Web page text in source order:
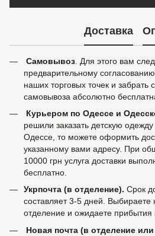
Доставка
Самовывоз . Для этого вам
предварительному
наших торговых точек и забрать
самовывоза абсолютно
Курьером по Одессе и
решили заказать детскую
Одессе, то можете оформить
указанному вами адресу. При
10000 грн услуга доставки
бесплатно.
Укрпочта (в отделение). Срок
составляет 3-5 дней. Выбираете
отделение и ожидаете прибытия
Новая почта (в отделение